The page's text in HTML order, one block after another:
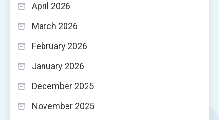
April 2026
March 2026
February 2026
January 2026
December 2025
November 2025